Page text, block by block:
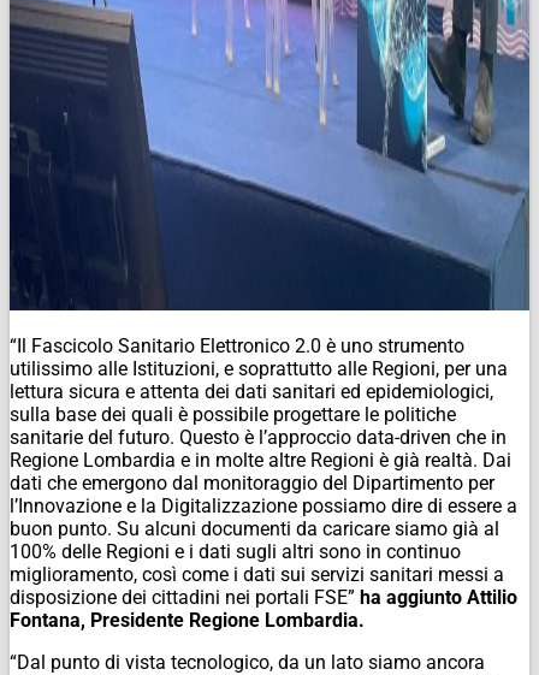
“Il Fascicolo Sanitario Elettronico 2.0 è uno strumento
utilissimo alle Istituzioni, e soprattutto alle Regioni, per una
lettura sicura e attenta dei dati sanitari ed epidemiologici,
sulla base dei quali è possibile progettare le politiche
sanitarie del futuro. Questo è l’approccio data-driven che in
Regione Lombardia e in molte altre Regioni è già realtà. Dai
dati che emergono dal monitoraggio del Dipartimento per
l’Innovazione e la Digitalizzazione possiamo dire di essere a
buon punto. Su alcuni documenti da caricare siamo già al
100% delle Regioni e i dati sugli altri sono in continuo
miglioramento, così come i dati sui servizi sanitari messi a
disposizione dei cittadini nei portali FSE” ha aggiunto Attilio
Fontana, Presidente Regione Lombardia.
“Dal punto di vista tecnologico, da un lato siamo ancora